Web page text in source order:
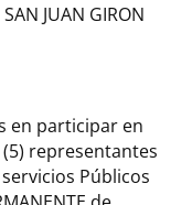
JUAN GIRON
en participar en
representantes
Públicos